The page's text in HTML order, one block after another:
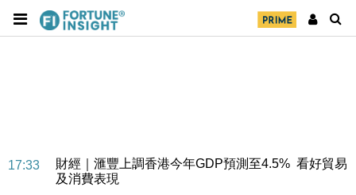
17:33
財經｜滙豐上調香港今年GDP預測至4.5% 看好貿易
及消費表現